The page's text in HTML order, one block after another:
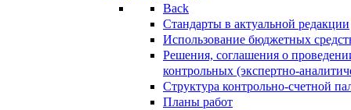
Back
Стандарты в актуальной редакции
Использование бюджетных
Решения, соглашения о
контрольных (экспертно-
Структура контрольно-счетной
Планы работ